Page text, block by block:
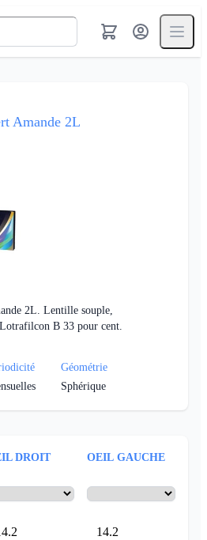
Amande 2L
2L. Lentille souple,
B 33 pour cent.
Géométrie
Sphérique
DROIT OEIL GAUCHE
14.2